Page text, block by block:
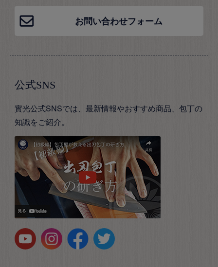
お問い合わせフォーム
公式SNS
實光公式SNSでは、最新情報やおすすめ商品、包丁の
知識をご紹介。